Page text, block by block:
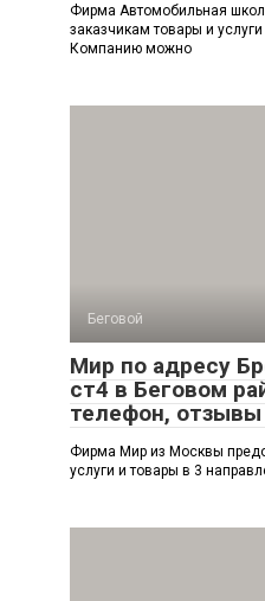
Фирма Автомобильная
заказчикам товары и
Компанию можно
Беговой
Мир по адресу
ст4 в Беговом
телефон,
Фирма Мир из Москвы
услуги и товары в 3